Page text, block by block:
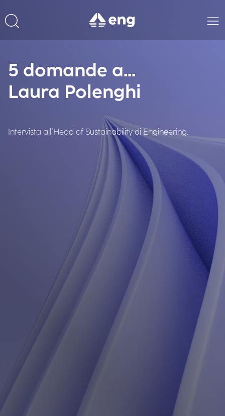
5 domande a...
Laura Polenghi
Intervista all'Head of Sustainability di Engineering.